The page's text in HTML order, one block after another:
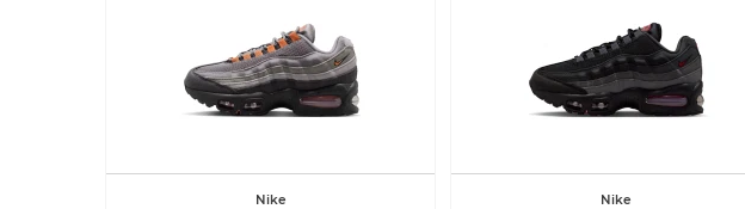
Nike Nike